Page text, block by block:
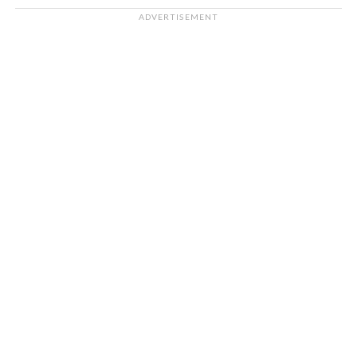
ADVERTISEMENT